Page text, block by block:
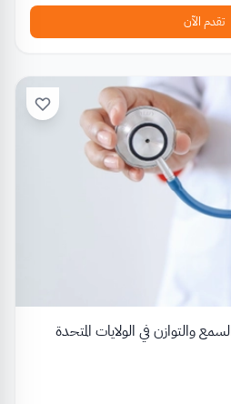
تقدم الآن
والتوازن في الولايات المتحدة